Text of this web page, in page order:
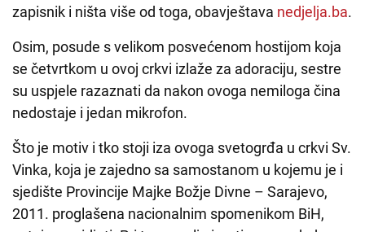
zapisnik i ništa više od toga, obavještava nedjelja.ba.
Osim, posude s velikom posvećenom hostijom koja
se četvrtkom u ovoj crkvi izlaže za adoraciju, sestre
su uspjele razaznati da nakon ovoga nemiloga čina
nedostaje i jedan mikrofon.
Što je motiv i tko stoji iza ovoga svetogrđa u crkvi Sv.
Vinka, koja je zajedno sa samostanom u kojemu je i
sjedište Provincije Majke Božje Divne – Sarajevo,
2011. proglašena nacionalnim spomenikom BiH,